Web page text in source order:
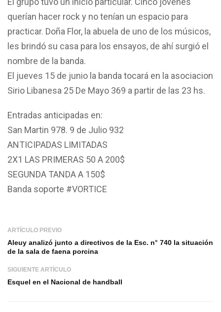
querían hacer rock y no tenían un espacio para
practicar. Doña Flor, la abuela de uno de los músicos,
les brindó su casa para los ensayos, de ahí surgió el
nombre de la banda.
El jueves 15 de junio la banda tocará en la asociacion
Sirio Libanesa 25 De Mayo 369 a partir de las 23 hs.
Entradas anticipadas en:
San Martin 978. 9 de Julio 932
ANTICIPADAS LIMITADAS
2X1 LAS PRIMERAS 50 A 200$
SEGUNDA TANDA A 150$
Banda soporte #VORTICE
ARTÍCULO PREVIO
Aleuy analizó junto a directivos de la Esc. n° 740 la situación
de la sala de faena porcina
SIGUIENTE ARTÍCULO
Esquel en el Nacional de handball